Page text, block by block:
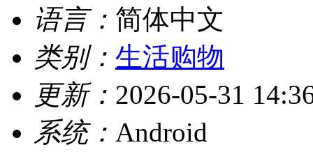
语言： 简体中文
类别： 生活购物
更新： 2026-05-31
系统： Android